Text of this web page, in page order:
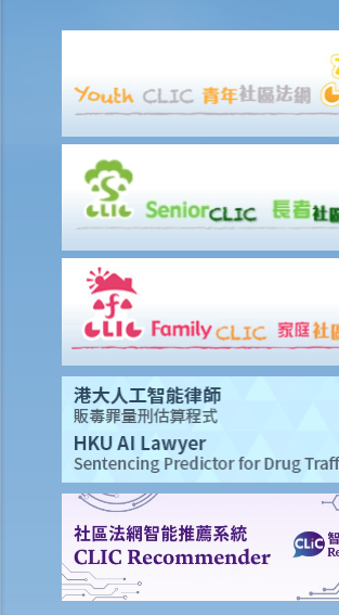
因工受傷以及有關補償
賠償責任
怎樣才算是因工及在僱用期間遭遇意外（簡稱工傷
在甚麼情況下，僱主不需要為其僱員的工傷負上賠
賠償項目
我的配偶在工作時因意外而死亡，我或我的家人可
我在工作時因遇到意外而受傷及導致傷殘，我或我
除上述的賠償外，我可否就工傷而獲得其他賠償（
工傷或有關意外之報告
僱主向勞工處報告與工作有關的意外之時限是多久？
僱員可否向勞工處報告與工作有關的意外？
其他有關工傷的事項
如何安排支付工傷賠償？
若然我不能與僱主和平地解決工傷賠償問題，將案
多久？